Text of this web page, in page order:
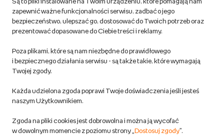
Regulamin empik.com
Pozostałe Regulaminy Empiku
Polityka prywatności empik.com
produktów niebezpiecznych
Dostosuj zgody
Są to pliki instalowane na Twoim urządzeniu, które pomagają nam
zapewnić ważne funkcjonalności serwisu, zadbać o jego
bezpieczeństwo, ulepszać go, dostosować do Twoich potrzeb oraz
prezentować dopasowane do Ciebie treści i reklamy.
Poza plikami, które są nam niezbędne do prawidłowego
i bezpiecznego działania serwisu - są także takie, które wymagają
Twojej zgody.
Każda udzielona zgoda poprawi Twoje doświadczenia jeśli jesteś
naszym Użytkownikiem.
Zgoda na pliki cookies jest dobrowolna i można ją wycofać
w dowolnym momencie z poziomu strony „ Dostosuj zgody”.